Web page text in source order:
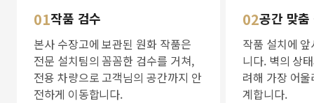
01작품 검수
본사 수장고에 보관된 원화 작품은
전문 설치팀의 꼼꼼한 검수를 거쳐,
전용 차량으로 고객님의 공간까지 안
전하게 이동합니다.
02공간 맞
작품 설치에
니다. 벽의 상
려해 가장 어
계합니다.